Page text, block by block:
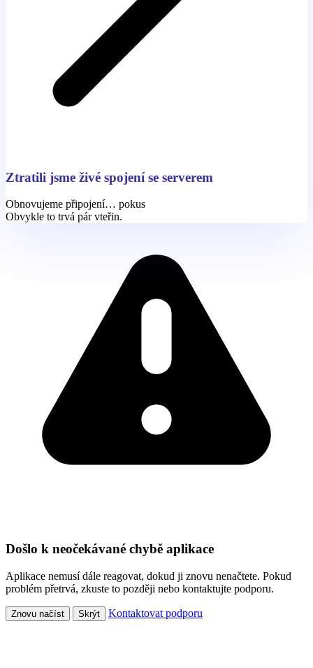
Ztratili jsme živé spojení se serverem
Obnovujeme připojení… pokus
Obvykle to trvá pár vteřin.
Došlo k neočekávané chybě aplikace
Aplikace nemusí dále reagovat, dokud ji znovu nenačtete. Pokud
problém přetrvá, zkuste to později nebo kontaktujte podporu.
Znovu načíst Skrýt Kontaktovat podporu